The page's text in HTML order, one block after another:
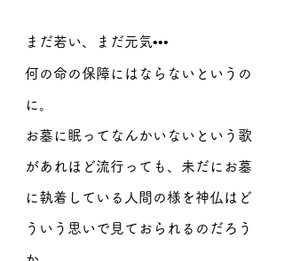
まだ若い、まだ元気•••
何の命の保障にはならないというの
に。
お墓に眠ってなんかいないという歌
があれほど流行っても、未だにお墓
に執着している人間の様を神仏はど
ういう思いで見ておられるのだろう